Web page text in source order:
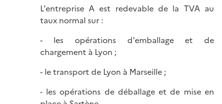
L'entreprise A est redevable de la TVA au
taux normal sur :
- les opérations d'emballage et de
chargement à Lyon ;
- le transport de Lyon à Marseille ;
- les opérations de déballage et de mise en